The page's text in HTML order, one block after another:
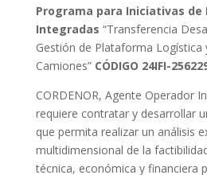
Programa para Iniciativas de
Integradas “Transferencia
Gestión de Plataforma Logística
Camiones” CÓDIGO 24IFI-
CORDENOR, Agente Operador
requiere contratar y desarrollar
que permita realizar un análisis
multidimensional de la
técnica, económica y financiera